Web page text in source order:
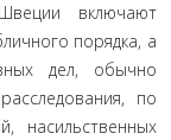
включают
порядка, а
дел, обычно
по
насильственных